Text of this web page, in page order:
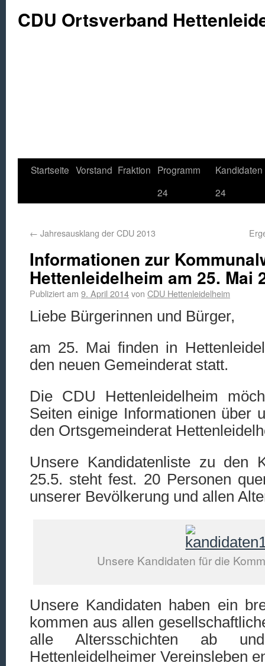
CDU Ortsverband
Startseite Vorstand Fraktion Programm
24
Kandidaten
24
← Jahresausklang der CDU 2013
Informationen zur
Hettenleidelheim am 25. Mai
Publiziert am 9. April 2014von CDU Hettenleidelheim
Liebe Bürgerinnen und Bürger,
am 25. Mai finden in
den neuen Gemeinderat statt.
Die CDU Hettenleidelheim
Seiten einige Informationen über
den Ortsgemeinderat
Unsere Kandidatenliste zu den
25.5. steht fest. 20 Personen
unserer Bevölkerung und allen
Unsere Kandidaten für die
Unsere Kandidaten haben ein
kommen aus allen
alle Altersschichten ab
Hettenleidelheimer Vereinsleben